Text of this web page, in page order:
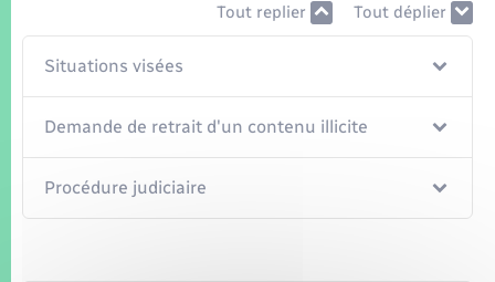
Tout replier Tout déplier
Situations visées
Demande de retrait d'un contenu illicite
Procédure judiciaire